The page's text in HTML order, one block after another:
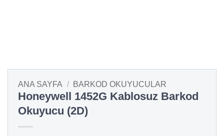
ANA SAYFA / BARKOD OKUYUCULAR
Honeywell 1452G Kablosuz Barkod
Okuyucu (2D)